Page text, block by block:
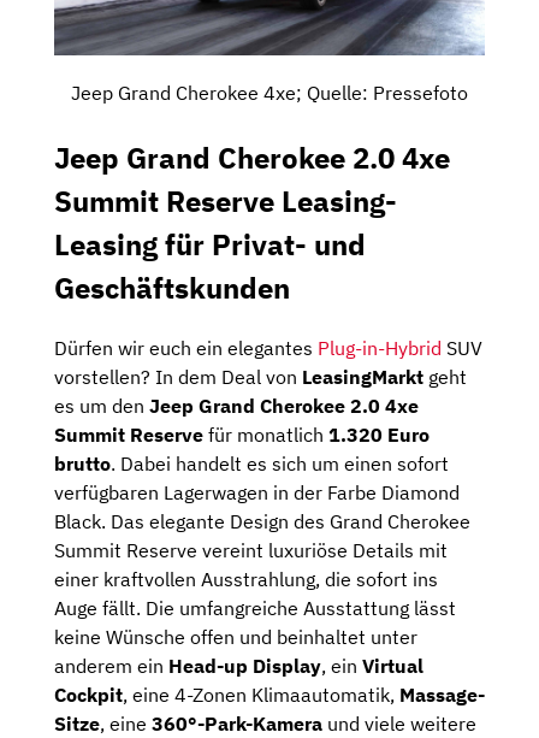
Jeep Grand Cherokee 4xe; Quelle: Pressefoto
Jeep Grand Cherokee 2.0 4xe
Summit Reserve Leasing-
Leasing für Privat- und
Geschäftskunden
Dürfen wir euch ein elegantes Plug-in-Hybrid SUV
vorstellen? In dem Deal von LeasingMarkt geht
es um den Jeep Grand Cherokee 2.0 4xe
Summit Reserve für monatlich 1.320 Euro
brutto. Dabei handelt es sich um einen sofort
verfügbaren Lagerwagen in der Farbe Diamond
Black. Das elegante Design des Grand Cherokee
Summit Reserve vereint luxuriöse Details mit
einer kraftvollen Ausstrahlung, die sofort ins
Auge fällt. Die umfangreiche Ausstattung lässt
keine Wünsche offen und beinhaltet unter
anderem ein Head-up Display, ein Virtual
Cockpit, eine 4-Zonen Klimaautomatik, Massage-
Sitze, eine 360°-Park-Kamera und viele weitere